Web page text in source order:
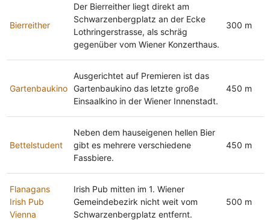
Bierreither
Der Bierreither liegt direkt am
Schwarzenbergplatz an der Ecke
Lothringerstrasse, als schräg
gegenüber vom Wiener Konzerthaus.
300 m
Gartenbaukino
Ausgerichtet auf Premieren ist das
Gartenbaukino das letzte große
Einsaalkino in der Wiener Innenstadt.
450 m
Bettelstudent
Neben dem hauseigenen hellen Bier
gibt es mehrere verschiedene
Fassbiere.
450 m
Flanagans
Irish Pub
Vienna
Irish Pub mitten im 1. Wiener
Gemeindebezirk nicht weit vom
Schwarzenbergplatz entfernt.
500 m